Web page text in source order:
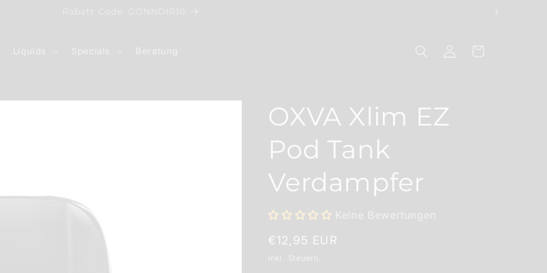
Liquids Specials Beratung EinloggenWarenkorb
OXVA Xlim EZ
Pod Tank
Verdampfer
Keine Bewertungen
Normaler
Preis
€12,95 EUR
Inkl. Steuern.